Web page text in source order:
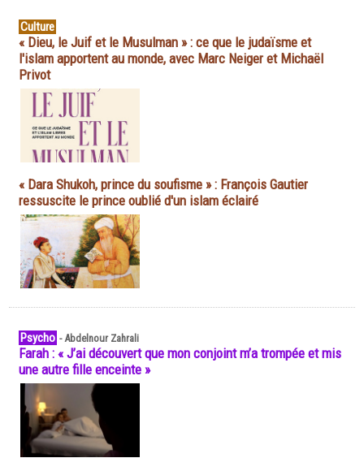
Culture
« Dieu, le Juif et le Musulman » : ce que le judaïsme et
l'islam apportent au monde, avec Marc Neiger et Michaël
Privot
« Dara Shukoh, prince du soufisme » : François Gautier
ressuscite le prince oublié d'un islam éclairé
Psycho -Abdelnour Zahrali
Farah : « J’ai découvert que mon conjoint m’a trompée et mis
une autre fille enceinte »